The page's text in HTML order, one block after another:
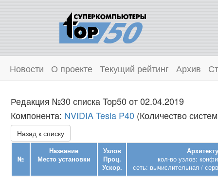
Новости О проекте Текущий рейтинг Архив
Редакция №30 списка Top50 от 02.04.2019
Компонента: NVIDIA Tesla P40 (Количество
Назад к списку
№
Название
Место установки
Узлов
Проц.
Ускор.
кол-во узлов:
сеть: вычислительная /